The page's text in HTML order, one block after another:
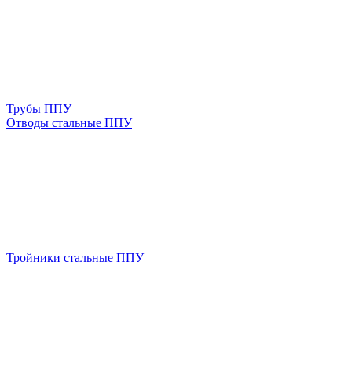
Трубы ППУ
Отводы стальные ППУ
Тройники стальные ППУ